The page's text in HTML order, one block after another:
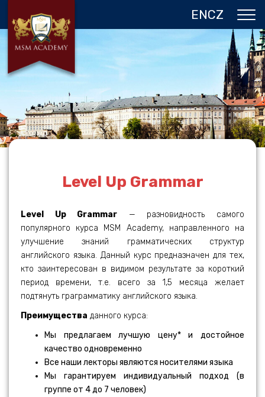
ENCZ
О НАС
ЧЕХИЯ
ПРОГРАММЫ В ПРАГЕ
ОТЗЫВЫ
КОНТАКТЫLevel Up Grammar
Level Up Grammar — разновидность самого
популярного курса MSM Academy, направленного на
улучшение знаний грамматических структур
английского языка. Данный курс предназначен для тех,
кто заинтересован в видимом результате за короткий
период времени, т.е. всего за 1,5 месяца желает
подтянуть грaграмматику английского языка.
Преимущества данного курса:
Мы предлагаем лучшую цену* и достойное
качество одновременно
Все наши лекторы являются носителями языка
Мы гарантируем индивидуальный подход (в
группе от 4 до 7 человек)